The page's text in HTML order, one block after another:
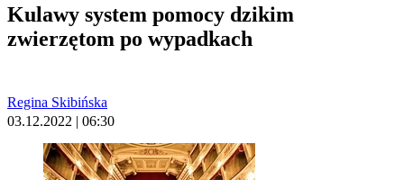
Kulawy system pomocy dzikim
zwierzętom po wypadkach
Regina Skibińska
03.12.2022 | 06:30